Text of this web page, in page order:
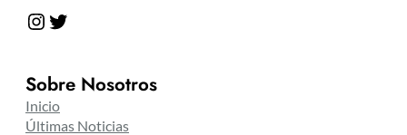
Instagram Twitter
Sobre Nosotros
Inicio
Últimas Noticias